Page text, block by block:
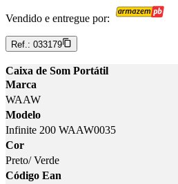
Vendido e entregue por:
Ref.: 033179
Caixa de Som Portátil
Marca
WAAW
Modelo
Infinite 200 WAAW0035
Cor
Preto/ Verde
Código Ean